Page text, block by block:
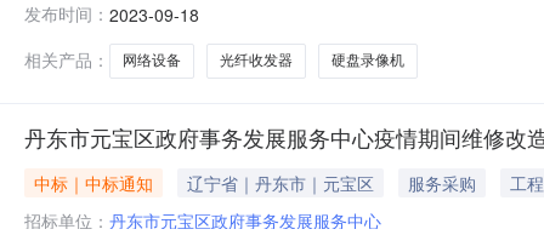
障人民群众的身体健康和生命安全，按照辽宁省财政厅
丹东市元宝区政府事务
发布时间： 2023-09-18
相关产品：
网络设备 光纤收发器 硬盘录像机
丹东市元宝区政府事务发展服务中心疫情期间维修改
中标｜中标通知 辽宁省｜丹东市｜元宝区 服务采购
工程
招标单位： 丹东市元宝区政府事务发展服务中心